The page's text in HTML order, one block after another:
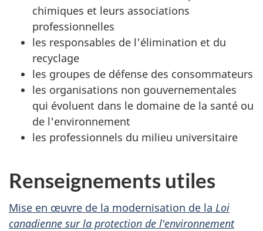
chimiques et leurs associations
professionnelles
les responsables de l'élimination et du
recyclage
les groupes de défense des consommateurs
les organisations non gouvernementales
qui évoluent dans le domaine de la santé ou
de l'environnement
les professionnels du milieu universitaire
Renseignements utiles
Mise en œuvre de la modernisation de la Loi
canadienne sur la protection de l'environnement